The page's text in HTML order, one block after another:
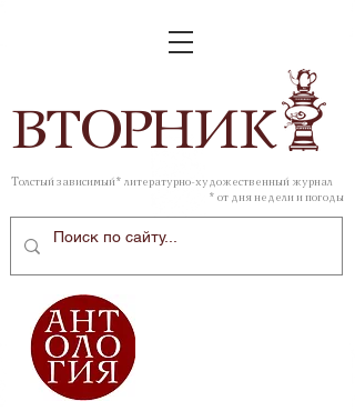
ВТОРНИК
Толстый зависимый* литературно-художественный журнал
* от дня недели и погоды